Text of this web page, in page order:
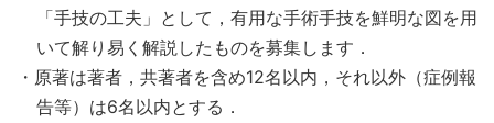
「手技の工夫」として，有用な手術手技を鮮明な図を用
いて解り易く解説したものを募集します．
・原著は著者，共著者を含め12名以内，それ以外（症例報
告等）は6名以内とする．